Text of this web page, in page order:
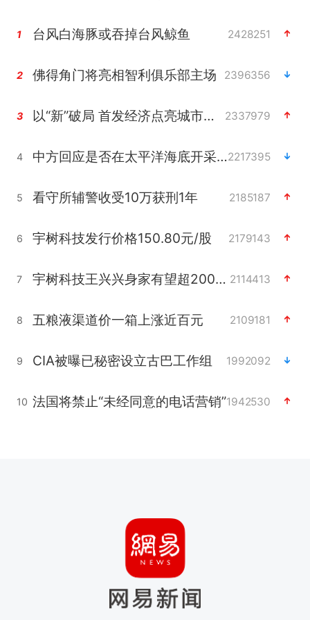
1 台风白海豚或吞掉台风鲸鱼 2428251
2 佛得角门将亮相智利俱乐部主场 2396356
3 以“新”破局 首发经济点亮城市消费活力 2337979
4 中方回应是否在太平洋海底开采稀土2217395
5 看守所辅警收受10万获刑1年 2185187
6 宇树科技发行价格150.80元/股 2179143
7 宇树科技王兴兴身家有望超200亿元 2114413
8 五粮液渠道价一箱上涨近百元 2109181
9 CIA被曝已秘密设立古巴工作组 1992092
10 法国将禁止“未经同意的电话营销”1942530